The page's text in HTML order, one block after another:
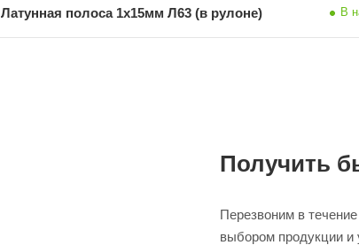
Латунная полоса 1х15мм Л63 (в рулоне) В
Получить
Перезвоним в
выбором продукции и